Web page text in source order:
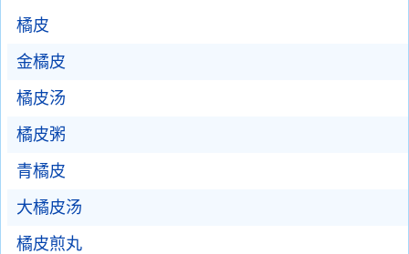
橘皮
金橘皮
橘皮汤
橘皮粥
青橘皮
大橘皮汤
橘皮煎丸